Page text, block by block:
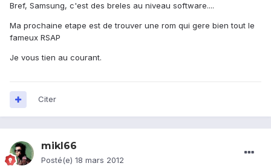
Bref, Samsung, c'est des breles au niveau software....
Ma prochaine etape est de trouver une rom qui gere bien tout le
fameux RSAP
Je vous tien au courant.
Citer
mikl66
Posté(e) 18 mars 2012